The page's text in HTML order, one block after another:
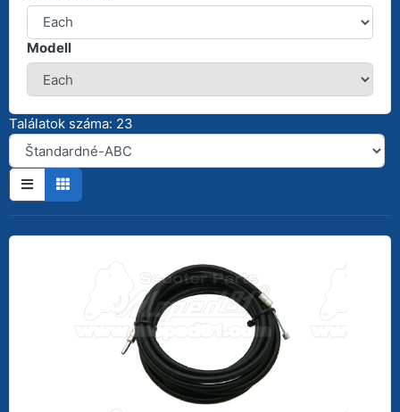
Modell
Találatok száma: 23